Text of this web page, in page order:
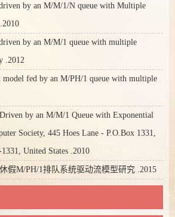
by an M/M/1/N queue with Multiple
by an M/M/1 queue with multiple
.2012
fed by an M/PH/1 queue with multiple
by an M/M/1 Queue with Exponential
Society, 445 Hoes Lane - P.O.Box 1331,
United States .2010
假M/PH/1排队系统驱动流模型研究 .2015